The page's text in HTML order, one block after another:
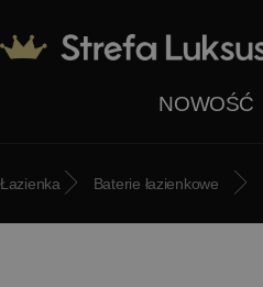
NOWOŚĆ
Łazienka Baterie łazienkowe